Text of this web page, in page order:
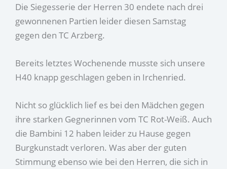
Die Siegesserie der Herren 30 endete nach drei
gewonnenen Partien leider diesen Samstag
gegen den TC Arzberg.
Bereits letztes Wochenende musste sich unsere
H40 knapp geschlagen geben in Irchenried.
Nicht so glücklich lief es bei den Mädchen gegen
ihre starken Gegnerinnen vom TC Rot-Weiß. Auch
die Bambini 12 haben leider zu Hause gegen
Burgkunstadt verloren. Was aber der guten
Stimmung ebenso wie bei den Herren, die sich in